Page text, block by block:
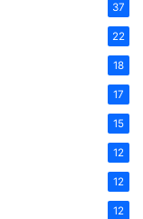
37
22
18
17
15
12
12
12